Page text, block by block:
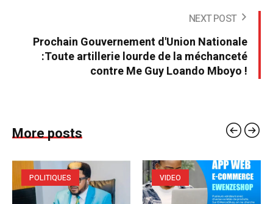
NEXT POST
Prochain Gouvernement d'Union Nationale
:Toute artillerie lourde de la méchanceté
contre Me Guy Loando Mboyo !
More posts
POLITIQUES VIDEO